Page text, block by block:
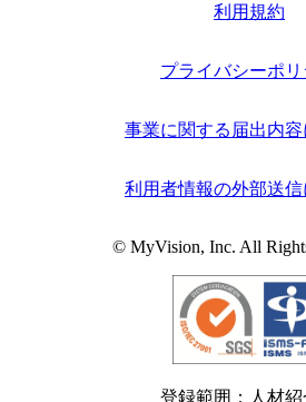
利用規約
プライバシーポリ
事業に関する届出内容
利用者情報の外部送信
© MyVision, Inc. All
登録範囲：人材紹